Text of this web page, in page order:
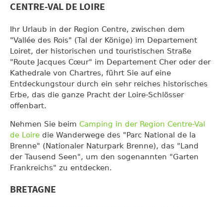
CENTRE-VAL DE LOIRE
Ihr Urlaub in der Region Centre, zwischen dem
"Vallée des Rois" (Tal der Könige) im Departement
Loiret, der historischen und touristischen Straße
"Route Jacques Cœur" im Departement Cher oder der
Kathedrale von Chartres, führt Sie auf eine
Entdeckungstour durch ein sehr reiches historisches
Erbe, das die ganze Pracht der Loire-Schlösser
offenbart.
Nehmen Sie beim Camping in der Region Centre-Val
de Loire die Wanderwege des "Parc National de la
Brenne" (Nationaler Naturpark Brenne), das "Land
der Tausend Seen", um den sogenannten "Garten
Frankreichs" zu entdecken.
BRETAGNE